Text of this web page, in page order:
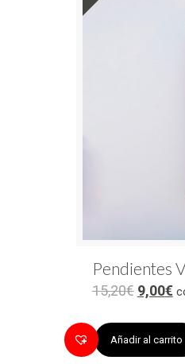
Pendientes
15,20€ 9,00€
Añadir al carrito